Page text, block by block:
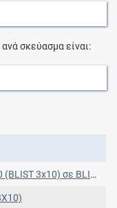
σκεύασμα είναι:
FOIL σε BLISTERS PVC/ALUM FOIL